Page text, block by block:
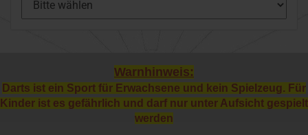
Warnhinweis:
Darts ist ein Sport für Erwachsene und kein Spielzeug. Für
Kinder ist es gefährlich und darf nur unter Aufsicht gespielt
werden